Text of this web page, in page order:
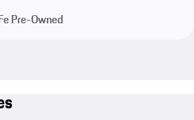
Pre-Owned